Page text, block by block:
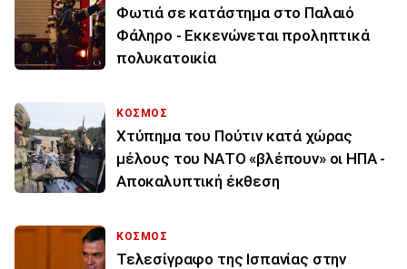
Φωτιά σε κατάστημα στο Παλαιό
Φάληρο - Εκκενώνεται προληπτικά
πολυκατοικία
ΚΟΣΜΟΣ
Χτύπημα του Πούτιν κατά χώρας
μέλους του ΝΑΤΟ «βλέπουν» οι ΗΠΑ -
Αποκαλυπτική έκθεση
ΚΟΣΜΟΣ
Τελεσίγραφο της Ισπανίας στην